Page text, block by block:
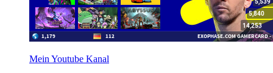
Mein Youtube Kanal